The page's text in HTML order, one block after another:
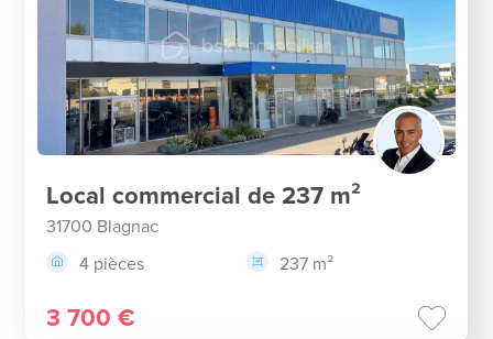
Local commercial de 237 m²
31700 Blagnac
4 pièces
237 m²
3 700 €